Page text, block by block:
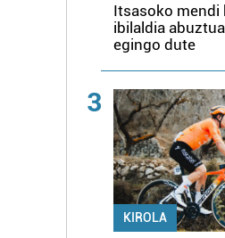
Itsasoko mendi
ibilaldia
egingo dute
3
KIROLA